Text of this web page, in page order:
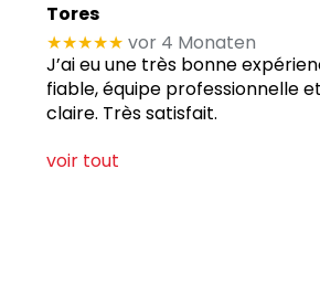
Tores
★★★★★ vor 4 Monaten
J’ai eu une très bonne
fiable, équipe professionnelle
claire. Très satisfait.
voir tout